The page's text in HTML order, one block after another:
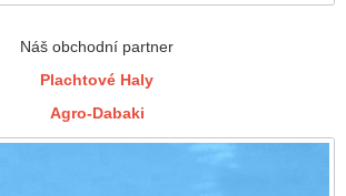
Náš obchodní partner
Plachtové Haly
Agro-Dabaki